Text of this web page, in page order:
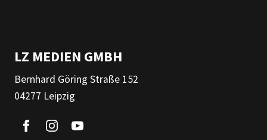
LZ MEDIEN GMBH
Bernhard Göring Straße 152
04277 Leipzig